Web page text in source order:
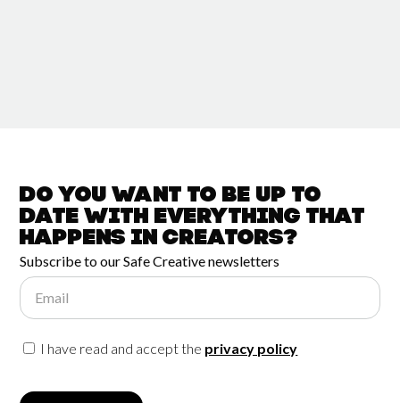
Do you want to be up to
date witheverything that
happens inCreators?
Subscribe to our Safe Creative newsletters
Email
I have read and accept the privacy policy